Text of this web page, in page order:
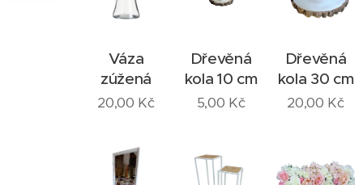
Váza
zúžená
20,00 Kč
Dřevěná
kola 10 cm
5,00 Kč
Dřevěná
kola 30 cm
20,00 Kč